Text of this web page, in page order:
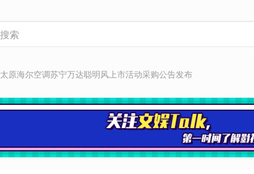
太原海尔空调苏宁万达聪明风上市活动采购公告发布